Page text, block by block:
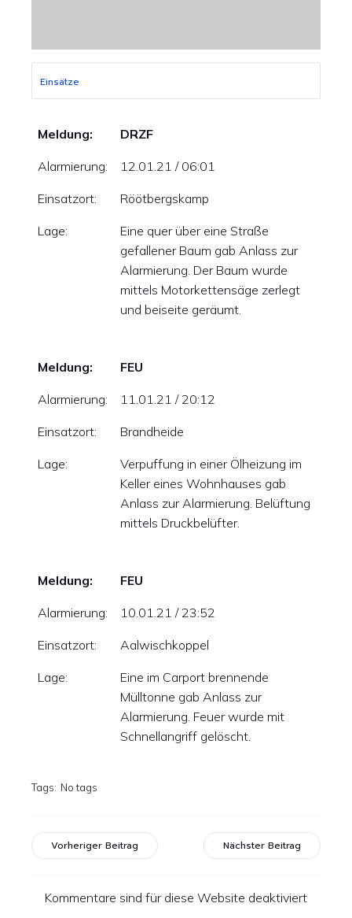
Einsätze
Meldung: DRZF
Alarmierung: 12.01.21 / 06:01
Einsatzort: Röötbergskamp
Lage:
Eine quer über eine Straße
gefallener Baum gab Anlass zur
Alarmierung. Der Baum wurde
mittels Motorkettensäge zerlegt
und beiseite geräumt.
Meldung: FEU
Alarmierung: 11.01.21 / 20:12
Einsatzort: Brandheide
Lage:
Verpuffung in einer Ölheizung im
Keller eines Wohnhauses gab
Anlass zur Alarmierung. Belüftung
mittels Druckbelüfter.
Meldung: FEU
Alarmierung: 10.01.21 / 23:52
Einsatzort: Aalwischkoppel
Lage:
Eine im Carport brennende
Mülltonne gab Anlass zur
Alarmierung. Feuer wurde mit
Schnellangriff gelöscht.
Tags: No tags
Vorheriger Beitrag Nächster Beitrag
Kommentare sind für diese Website deaktiviert